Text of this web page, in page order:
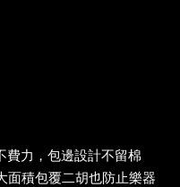
費力，包邊設計不留棉
面積包覆二胡也防止樂器